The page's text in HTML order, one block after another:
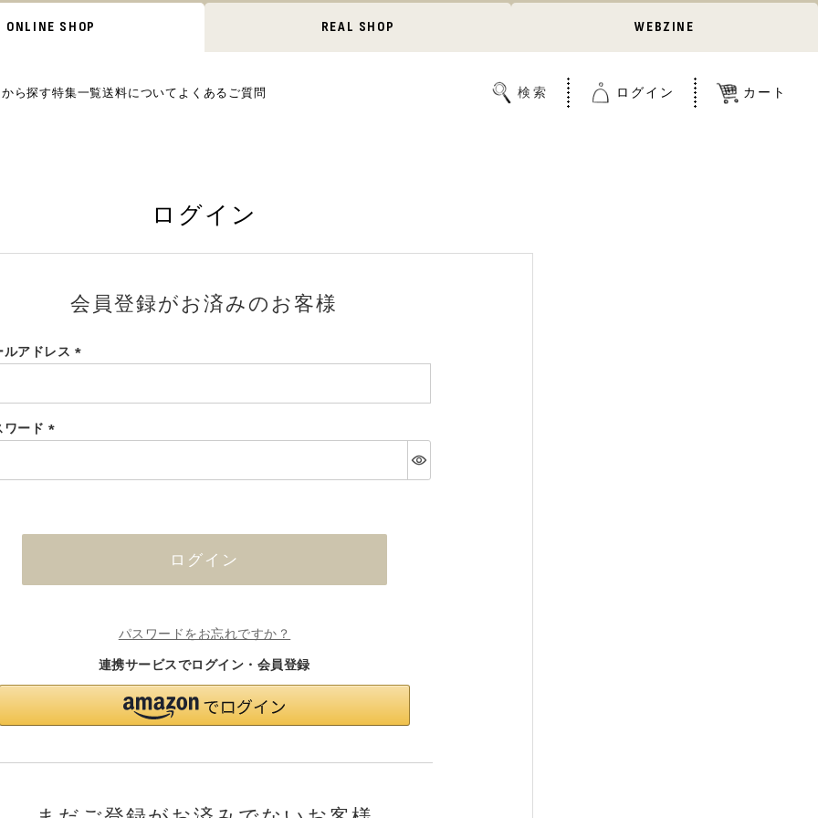
ONLINE SHOP REAL SHOP WEBZINE
ら探す特集一覧送料について よくあるご質問
ログイン
会員登録がお済みのお客様
ルアドレス
須)
ワード
須)
ログイン
パスワードをお忘れですか？
連携サービスでログイン・会員登録